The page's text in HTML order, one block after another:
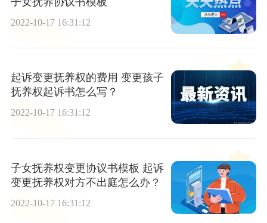
2022-10-17 16:31:12
起诉变更抚养权的费用 变更孩子
抚养权起诉书怎么写？
2022-10-17 16:31:12
子女抚养权变更协议书模板 起诉
变更抚养权对方不出庭怎么办？
2022-10-17 16:31:12